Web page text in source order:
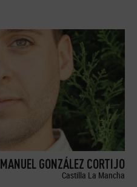
MANUEL GONZÁLEZ CORTIJO
Castilla La Mancha